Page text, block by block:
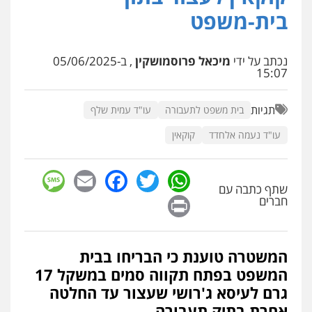
דין לענייני אסירים
עו"ד איהאב ג'לג'ולי
פלילי מעצרים וחקירות
אסירים
עו"ד שלומי שרון
צבאי
עו"ד אלון קריטי
פלילי כלכלי אלימות סמים מעצרים
בית-משפט
נכתב על ידי מיכאל פרוסמושקין , ב-05/06/2025
15:07
תגיות בית משפט לתעבורה
עו"ד עמית שלף
עו"ד נעמה אלחדד
קוקאין
שתף כתבה עם
חברים
WhatsApp
Twitter
Facebook
Email
המשטרה טוענת כי הבריחו בבית
המשפט בפתח תקווה סמים במשקל 17
גרם לעיסא ג'רושי שעצור עד החלטה